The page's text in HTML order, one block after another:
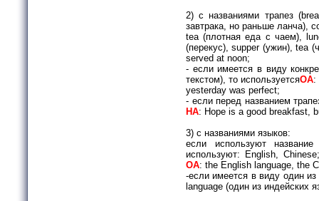
2) с названиями трапез
завтрака, но раньше ланча),
tea (плотная еда с чаем),
(перекус), supper (ужин), tea
served at noon;
- если имеется в виду
текстом), то используетсяОА:
yesterday was perfect;
- если перед названием
НА: Hope is a good breakfast,
3) с названиями языков:
если используют
используют: English,
ОА: the English language, the
-если имеется в виду один
language (один из индейских